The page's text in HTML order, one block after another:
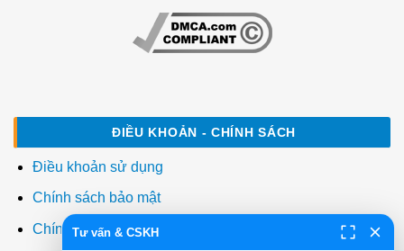
ĐIỀU KHOẢN - CHÍNH SÁCH
Điều khoản sử dụng
Chính sách bảo mật
Chính sách thanh toán
Tư vấn & CSKH